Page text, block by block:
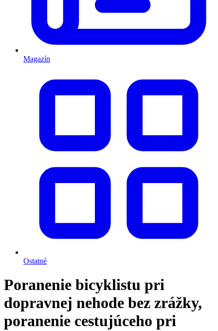
Magazín
Ostatné
Poranenie bicyklistu pri
dopravnej nehode bez zrážky,
poranenie cestujúceho pri